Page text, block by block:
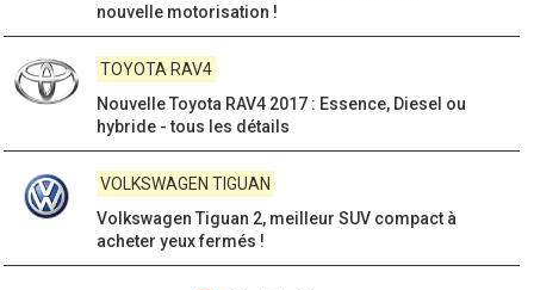
prochain Salon de Francfort
SKODA CITIGO
Skoda Citigo 2017 : propriétés du modèle mis à
jour et tarifs des versions
SKODA FABIA
Skoda Fabia 3 : le modèle dynamique à
empreinte officielle de la marque !